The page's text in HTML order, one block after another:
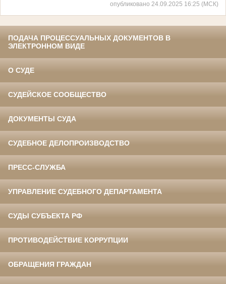
опубликовано 24.09.2025 16:25 (МСК)
ПОДАЧА ПРОЦЕССУАЛЬНЫХ ДОКУМЕНТОВ В
ЭЛЕКТРОННОМ ВИДЕ
О СУДЕ
СУДЕЙСКОЕ СООБЩЕСТВО
ДОКУМЕНТЫ СУДА
СУДЕБНОЕ ДЕЛОПРОИЗВОДСТВО
ПРЕСС-СЛУЖБА
УПРАВЛЕНИЕ СУДЕБНОГО ДЕПАРТАМЕНТА
СУДЫ СУБЪЕКТА РФ
ПРОТИВОДЕЙСТВИЕ КОРРУПЦИИ
ОБРАЩЕНИЯ ГРАЖДАН